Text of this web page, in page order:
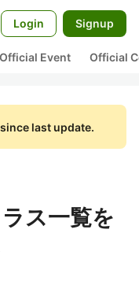
Login Signup
Official Event Official
last update.
ス一覧を